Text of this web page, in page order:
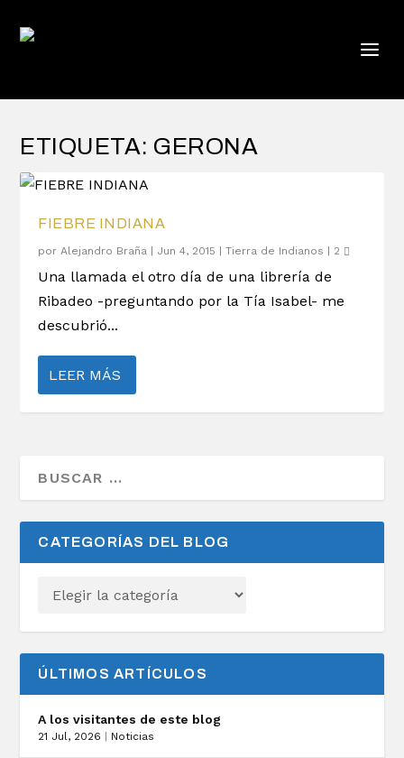
ETIQUETA: GERONA
FIEBRE INDIANA
porAlejandro Braña Jun 4, 2015 |Tierra de Indianos 2
Una llamada el otro día de una librería de
Ribadeo -preguntando por la Tía Isabel- me
descubrió...
LEER MÁS
CATEGORÍAS DEL BLOG
ÚLTIMOS ARTÍCULOS
A los visitantes de este blog
21 Jul, 2026 Noticias